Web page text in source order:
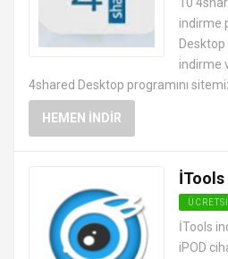
indirme
indirme
4shared Desktop programını
HEMEN İNDIR
İTools
DOSYA
İTools
iPOD